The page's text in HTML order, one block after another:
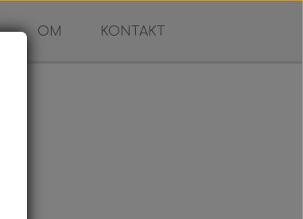
OM KONTAKT